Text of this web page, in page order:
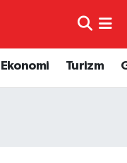
Ekonomi Turizm